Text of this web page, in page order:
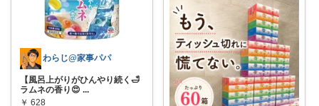
わらじ@家事パパ
【風呂上がりがひんやり続く🛁
ラムネの香り😍 ...
￥ 628